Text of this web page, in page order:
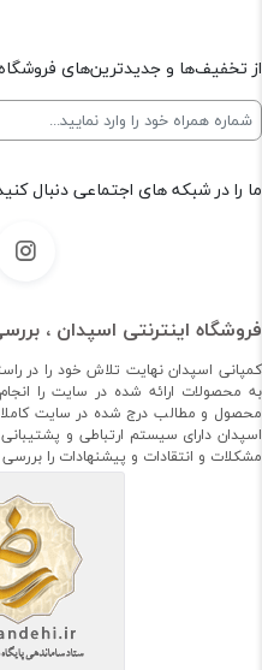
از تخفیف‌ها و جدیدترین‌های
ما را در شبکه های اجتماعی دنبال
فروشگاه اینترنتی اسپدان ،
کمپانی اسپدان نهایت تلاش خود را در
به محصولات ارائه شده در سایت را
محصول و مطالب درج شده در سایت کاملا
اسپدان دارای سیستم ارتباطی و
مشکلات و انتقادات و پیشنهادات را